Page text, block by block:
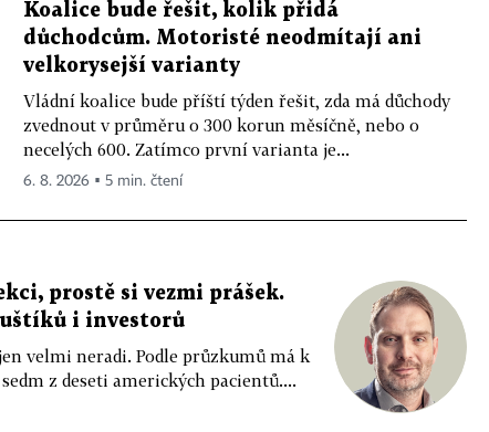
Koalice bude řešit, kolik přidá
důchodcům. Motoristé neodmítají ani
velkorysejší varianty
Vládní koalice bude příští týden řešit, zda má důchody
zvednout v průměru o 300 korun měsíčně, nebo o
necelých 600. Zatímco první varianta je...
6. 8. 2026 ▪ 5 min. čtení
prostě si vezmi prášek.
i investorů
velmi neradi. Podle průzkumů má k
z deseti amerických pacientů....